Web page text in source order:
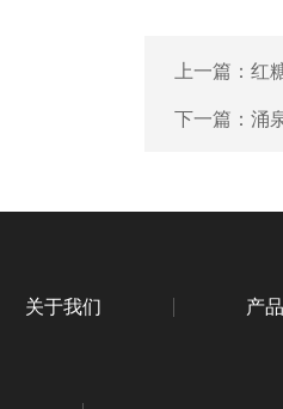
上一篇： 红
下一篇： 涌
关于我们 产